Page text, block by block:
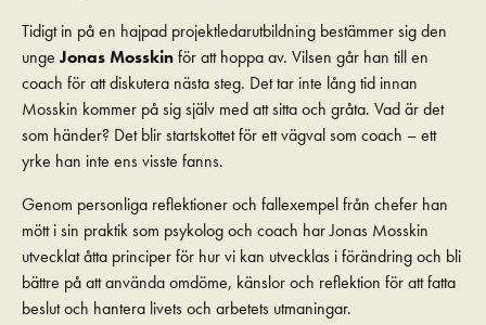
Tidigt in på en hajpad projektledarutbildning bestämmer sig den
ungeJonas Mosskinför att hoppa av. Vilsen går han till en
coach för att diskutera nästa steg. Det tar inte lång tid innan
Mosskin kommer på sig själv med att sitta och gråta. Vad är det
som händer? Det blir startskottet för ett vägval som coach – ett
yrke han inte ens visste fanns.
Genom personliga reflektioner och fallexempel från chefer han
mött i sin praktik som psykolog och coach har Jonas Mosskin
utvecklat åtta principer för hur vi kan utvecklas i förändring och bli
bättre på att använda omdöme, känslor och reflektion för att fatta
beslut och hantera livets och arbetets utmaningar.